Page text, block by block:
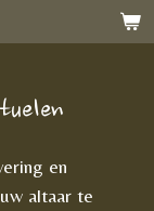
en
altaar te